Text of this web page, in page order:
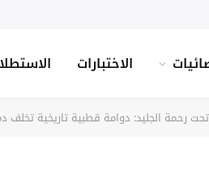
الاختبارات
تحت رحمة الجليد: دوامة قطبية تاريخية تخلف